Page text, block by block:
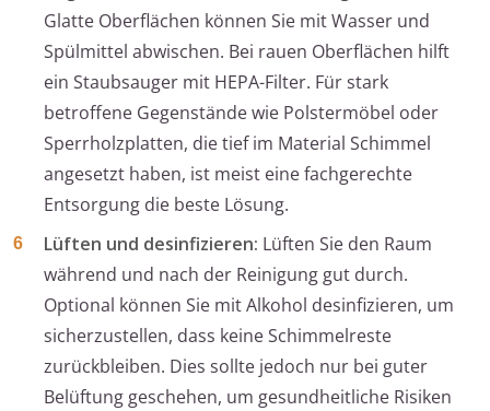
Glatte Oberflächen können Sie mit Wasser und
Spülmittel abwischen. Bei rauen Oberflächen hilft
ein Staubsauger mit HEPA-Filter. Für stark
betroffene Gegenstände wie Polstermöbel oder
Sperrholzplatten, die tief im Material Schimmel
angesetzt haben, ist meist eine fachgerechte
Entsorgung die beste Lösung.
Lüften und desinfizieren: Lüften Sie den Raum
während und nach der Reinigung gut durch.
Optional können Sie mit Alkohol desinfizieren, um
sicherzustellen, dass keine Schimmelreste
zurückbleiben. Dies sollte jedoch nur bei guter
Belüftung geschehen, um gesundheitliche Risiken